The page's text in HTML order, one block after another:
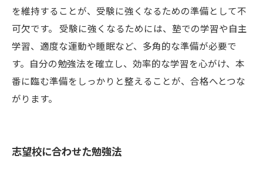
を維持することが、受験に強くなるための準備として不
可欠です。 受験に強くなるためには、塾での学習や自主
学習、適度な運動や睡眠など、多角的な準備が必要で
す。自分の勉強法を確立し、効率的な学習を心がけ、本
番に臨む準備をしっかりと整えることが、合格へとつな
がります。
志望校に合わせた勉強法